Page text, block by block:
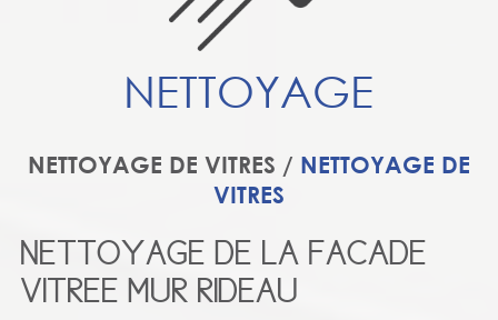
NETTOYAGE
NETTOYAGE DE VITRES / NETTOYAGE DE
VITRES
NETTOYAGE DE LA FACADE
VITREE MUR RIDEAU